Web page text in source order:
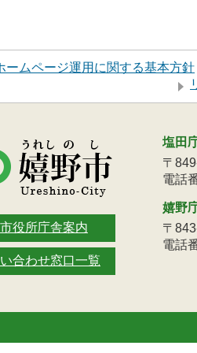
ームページ運用に関する基本方針
市役所庁舎案内
合わせ窓口一覧
塩田
〒
電話
嬉野
〒
電話